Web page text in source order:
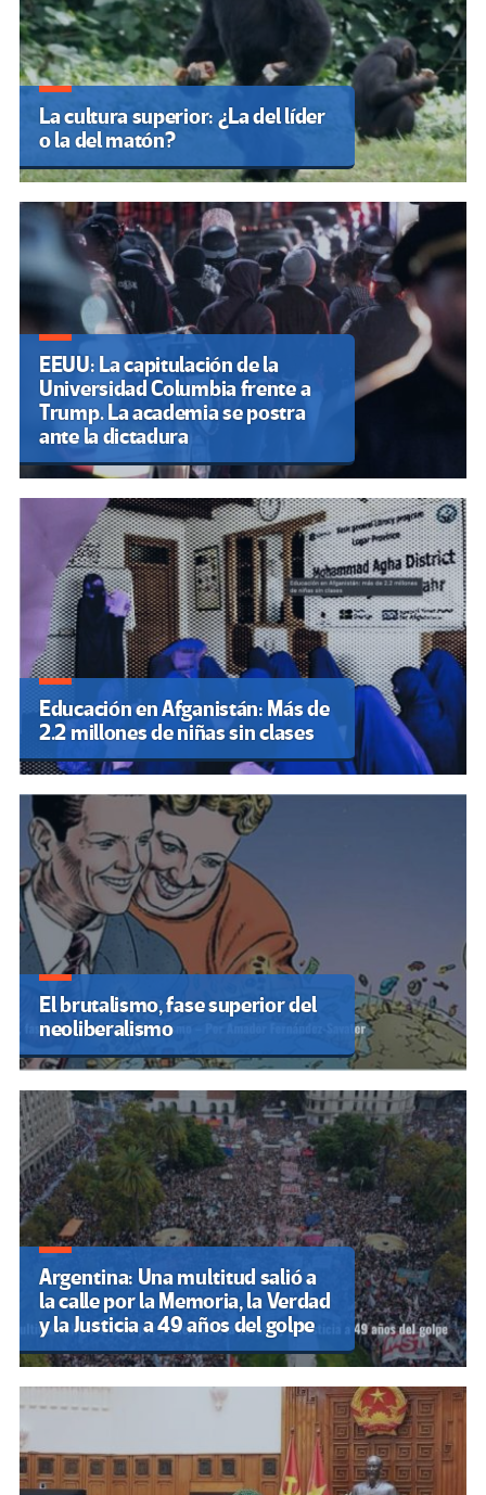
La cultura superior: ¿La del líder
o la del matón?
EEUU: La capitulación de la
Universidad Columbia frente a
Trump. La academia se postra
ante la dictadura
Educación en Afganistán: Más de
2.2 millones de niñas sin clases
El brutalismo, fase superior del
neoliberalismo
Argentina: Una multitud salió a
la calle por la Memoria, la Verdad
y la Justicia a 49 años del golpe